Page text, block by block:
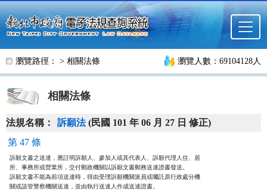
跳至主要內容
瀏覽路徑： > 相關法條 瀏覽人數：69104128人
相關法條
法規名稱： 訴願法(民國 101 年 06 月 27 日 修正)
第 47 條
訴願文書之送達，應註明訴願人、參加人或其代表人、訴願代理人住、居
所、事務所或營業所，交付郵政機關以訴願文書郵務送達證書發送。
訴願文書不能為前項送達時，得由受理訴願機關派員或囑託原行政處分機
關或該管警察機關送達，並由執行送達人作成送達證書。